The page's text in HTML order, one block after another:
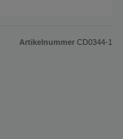
Artikelnummer CD0344-1